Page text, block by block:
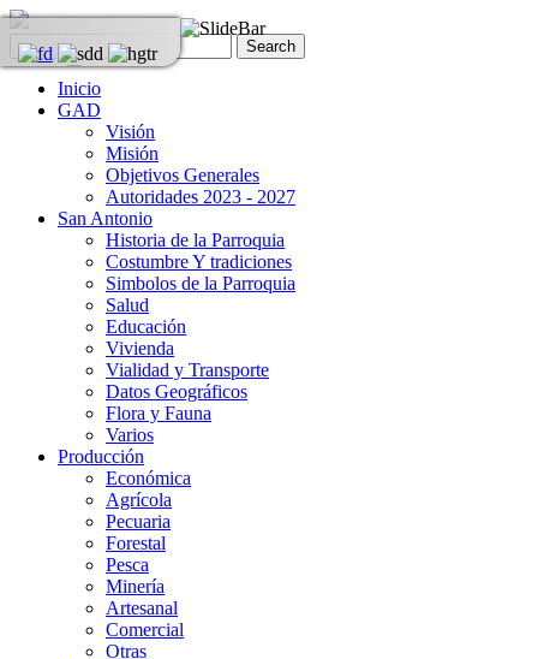
Inicio
GAD
Visión
Misión
Objetivos Generales
Autoridades 2023 - 2027
San Antonio
Historia de la Parroquia
Costumbre Y tradiciones
Simbolos de la Parroquia
Salud
Educación
Vivienda
Vialidad y Transporte
Datos Geográficos
Flora y Fauna
Varios
Producción
Económica
Agrícola
Pecuaria
Forestal
Pesca
Minería
Artesanal
Comercial
Otras